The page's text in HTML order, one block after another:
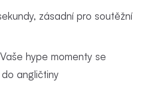
zásadní pro soutěžní
hype momenty se
angličtiny